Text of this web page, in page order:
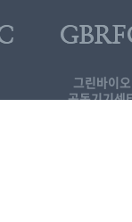
그린바이오
공동기기센